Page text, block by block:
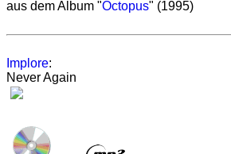
aus dem Album "Octopus" (1995)
Implore:
Never Again